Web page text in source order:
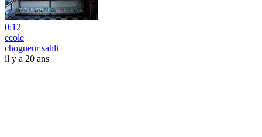
0:12
ecole
chogueur sahli
il y a 20 ans